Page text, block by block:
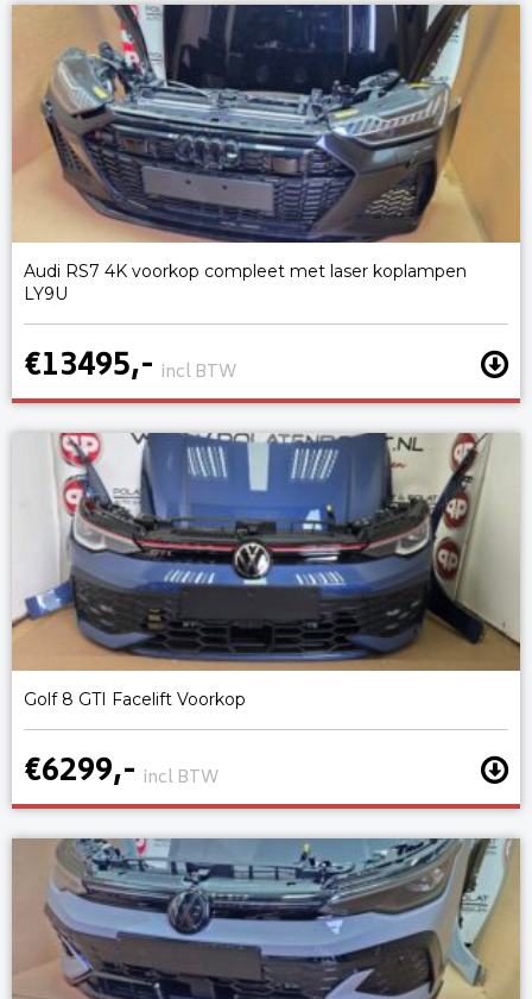
Audi RS7 4K voorkop compleet met laser koplampen
LY9U
€13495,- incl BTW
Golf 8 GTI Facelift Voorkop
€6299,- incl BTW